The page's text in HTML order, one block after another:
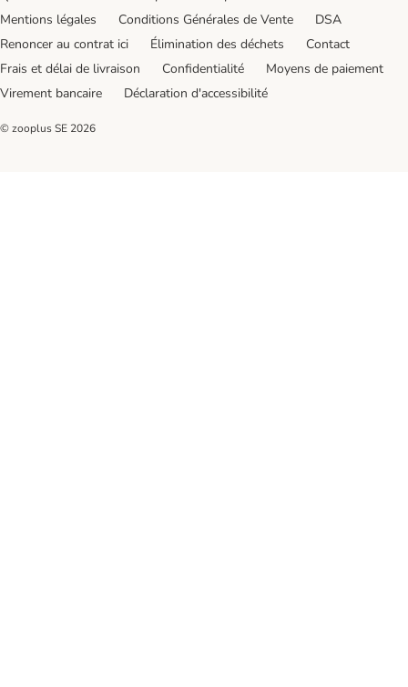
Mentions légales
Conditions Générales de Vente
DSA
Renoncer au contrat ici
Élimination des déchets
Contact
Frais et délai de livraison
Confidentialité
Moyens de paiement
Virement bancaire
Déclaration d'accessibilité
© zooplus SE 2026